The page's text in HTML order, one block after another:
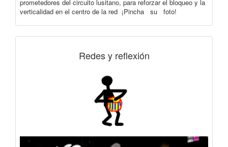
prometedores del circuito lusitano, para reforzar el bloqueo y la
verticalidad en el centro de la red ¡Pincha su foto!
Redes y reflexión